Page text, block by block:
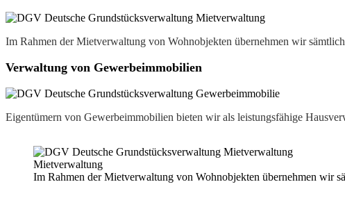
Im Rahmen der Mietverwaltung von Wohnobjekten übernehmen wir
Verwaltung von Gewerbeimmobilien
Eigentümern von Gewerbeimmobilien bieten wir als leistungsfähige
Mietverwaltung
Im Rahmen der Mietverwaltung von Wohnobjekten übernehmen wir